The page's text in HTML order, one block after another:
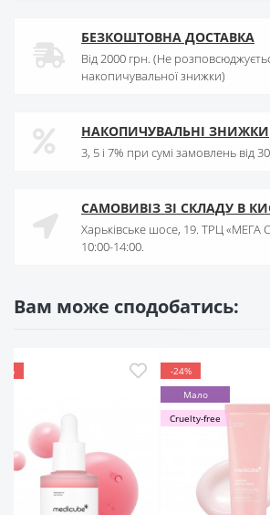
БЕЗКОШТОВНА ДОСТАВКА
Від 2000 грн. (Не
накопичувальної знижки)
НАКОПИЧУВАЛЬНІ ЗНИЖКИ
3, 5 і 7% при сумі замовлень від
САМОВИВІЗ ЗІ СКЛАДУ В
Харьківське шосе, 19. ТРЦ «МЕГА
10:00-14:00.
Вам може сподобатись: